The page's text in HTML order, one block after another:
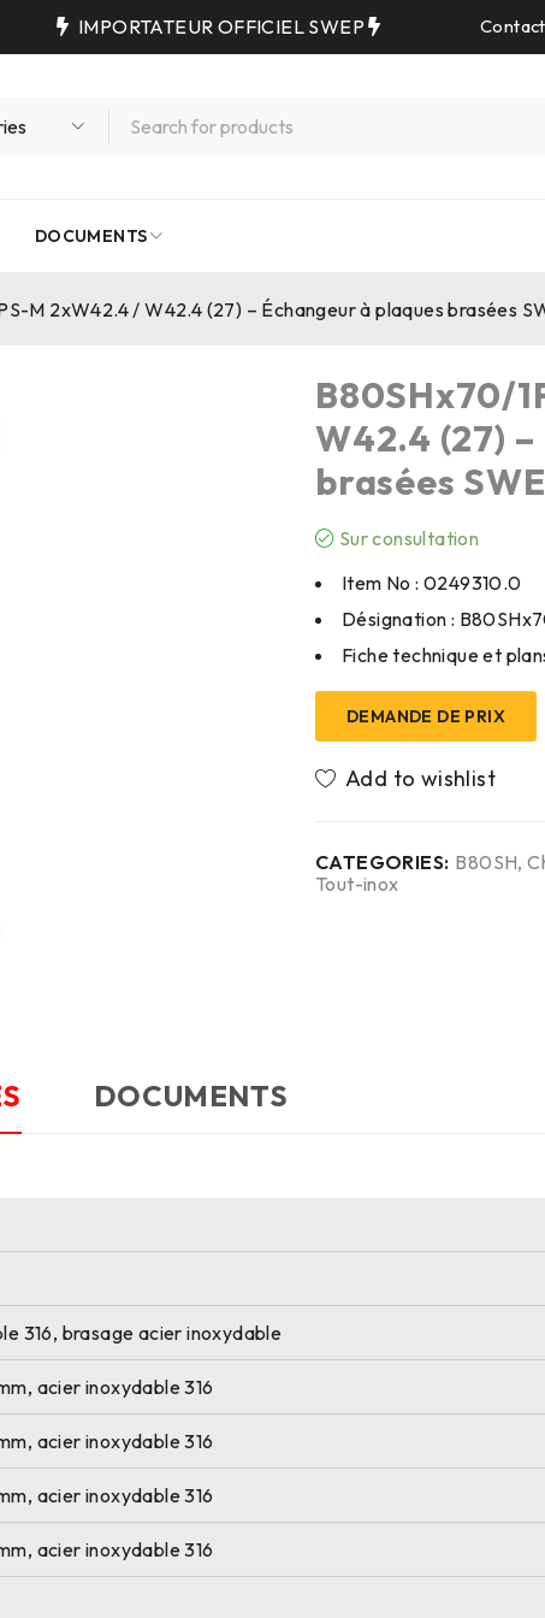
IMPORTATEUR OFFICIEL SWEP Contact
DOCUMENTS
M 2xW42.4 / W42.4 (27) – Échangeur à plaques brasées
B80SHx70/
W42.4 (27)
brasées
Sur consultation
Item No : 0249310.0
Désignation :
Fiche technique et
DEMANDE DE PRIX
CATEGORIES: B80SH,
Tout-inox
DOCUMENTS
316, brasage acier inoxydable
acier inoxydable 316
acier inoxydable 316
acier inoxydable 316
acier inoxydable 316